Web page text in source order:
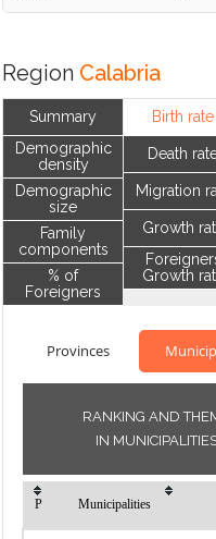
Region Calabria
Summary
Demographic
density
Demographic
size
Family
components
% of
Foreigners
Birth rate
Death
Migration
Growth
Growth
Provinces
RANKING AND
IN
P Municipalities